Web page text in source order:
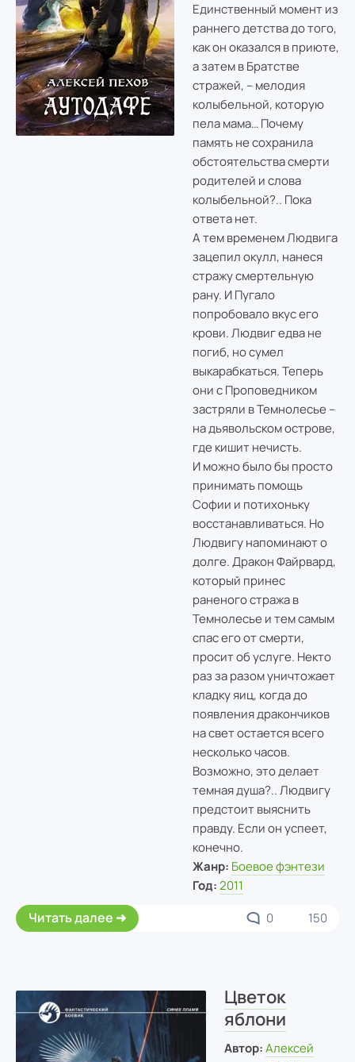
Единственный момент из
раннего детства до того,
как он оказался в приюте,
а затем в Братстве
стражей, – мелодия
колыбельной, которую
пела мама… Почему
память не сохранила
обстоятельства смерти
родителей и слова
колыбельной?.. Пока
ответа нет.
А тем временем Людвига
зацепил окулл, нанеся
стражу смертельную
рану. И Пугало
попробовало вкус его
крови. Людвиг едва не
погиб, но сумел
выкарабкаться. Теперь
они с Проповедником
застряли в Темнолесье –
на дьявольском острове,
где кишит нечисть.
И можно было бы просто
принимать помощь
Софии и потихоньку
восстанавливаться. Но
Людвигу напоминают о
долге. Дракон Файрвард,
который принес
раненого стража в
Темнолесье и тем самым
спас его от смерти,
просит об услуге. Некто
раз за разом уничтожает
кладку яиц, когда до
появления дракончиков
на свет остается всего
несколько часов.
Возможно, это делает
темная душа?.. Людвигу
предстоит выяснить
правду. Если он успеет,
конечно.
Жанр: Боевое фэнтези
Год: 2011
Читать далее 0 150
Цветок
яблони
Автор: Алексей